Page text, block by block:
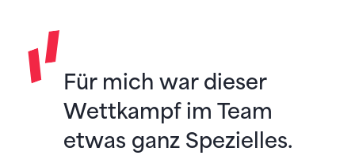
Für mich war dieser
Wettkampf im Team
etwas ganz Spezielles.